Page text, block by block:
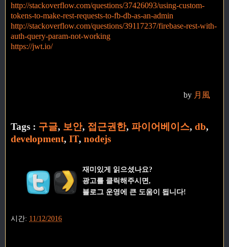
http://stackoverflow.com/questions/37426093/using-custom-
tokens-to-make-rest-requests-to-fb-db-as-an-admin
http://stackoverflow.com/questions/39117237/firebase-rest-with-
auth-query-param-not-working
https://jwt.io/
by 月風
Tags : 구글, 보안, 접근권한, 파이어베이스, db,
development, IT, nodejs
재미있게 읽으셨나요?
광고를 클릭해주시면,
블로그 운영에 큰 도움이 됩니다!
시간: 11/12/2016